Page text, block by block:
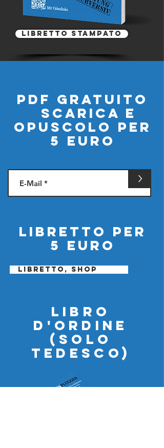
libretto stampato
PDF gratuito
scarica e
opuscolo per
5 euro
>
Libretto per
5 Euro
Libretto, shop
Libro
d'ordine
(solo
tedesco)